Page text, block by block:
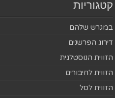
קטגוריות
במגרש שלהם
דירוג הפרשנים
הזווית הנוסטלגית
הזווית לחיבורים
הזווית לסל